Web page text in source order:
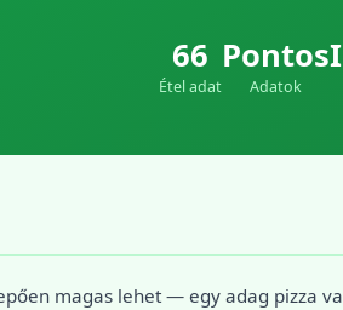
66
Étel adat
Pontos
Adatok
magas lehet — egy adag pizza